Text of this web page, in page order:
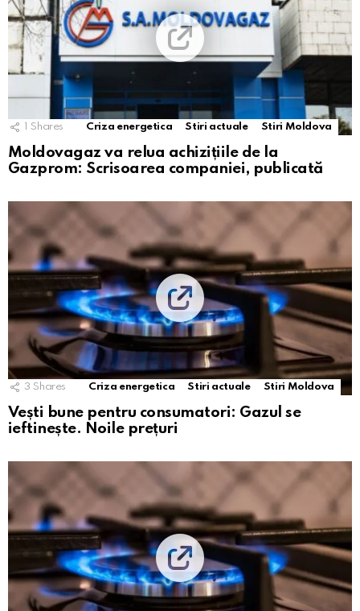
1 Shares Criza energetica Stiri actuale Stiri Moldova
Moldovagaz va relua achizițiile de la
Gazprom: Scrisoarea companiei, publicată
3 Shares Criza energetica Stiri actuale Stiri Moldova
Vești bune pentru consumatori: Gazul se
ieftinește. Noile prețuri